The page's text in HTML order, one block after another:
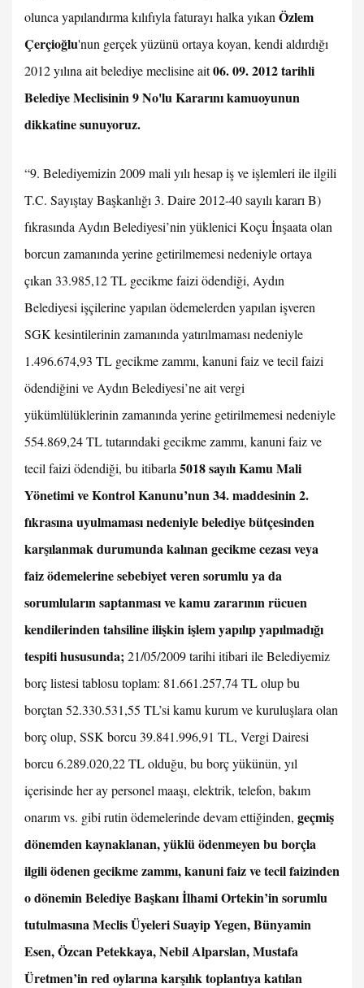
olunca yapılandırma kılıfıyla faturayı halka yıkanÖzlem
Çerçioğlu'nun gerçek yüzünü ortaya koyan, kendi aldırdığı
2012 yılına ait belediye meclisine ait06. 09. 2012 tarihli
Belediye Meclisinin 9 No'lu Kararını kamuoyunun
dikkatine sunuyoruz.
“9. Belediyemizin 2009 mali yılı hesap iş ve işlemleri ile ilgili
T.C. Sayıştay Başkanlığı 3. Daire 2012-40 sayılı kararı B)
fıkrasında Aydın Belediyesi’nin yüklenici Koçu İnşaata olan
borcun zamanında yerine getirilmemesi nedeniyle ortaya
çıkan 33.985,12 TL gecikme faizi ödendiği, Aydın
Belediyesi işçilerine yapılan ödemelerden yapılan işveren
SGK kesintilerinin zamanında yatırılmaması nedeniyle
1.496.674,93 TL gecikme zammı, kanuni faiz ve tecil faizi
ödendiğini ve Aydın Belediyesi’ne ait vergi
yükümlülüklerinin zamanında yerine getirilmemesi nedeniyle
554.869,24 TL tutarındaki gecikme zammı, kanuni faiz ve
tecil faizi ödendiği, bu itibarla5018 sayılı Kamu Mali
Yönetimi ve Kontrol Kanunu’nun 34. maddesinin 2.
fıkrasına uyulmaması nedeniyle belediye bütçesinden
karşılanmak durumunda kalınan gecikme cezası veya
faiz ödemelerine sebebiyet veren sorumlu ya da
sorumluların saptanması ve kamu zararının rücuen
kendilerinden tahsiline ilişkin işlem yapılıp yapılmadığı
tespiti hususunda;21/05/2009 tarihi itibari ile Belediyemiz
borç listesi tablosu toplam: 81.661.257,74 TL olup bu
borçtan 52.330.531,55 TL’si kamu kurum ve kuruluşlara olan
borç olup, SSK borcu 39.841.996,91 TL, Vergi Dairesi
borcu 6.289.020,22 TL olduğu, bu borç yükünün, yıl
içerisinde her ay personel maaşı, elektrik, telefon, bakım
onarım vs. gibi rutin ödemelerinde devam ettiğinden, geçmiş
dönemden kaynaklanan, yüklü ödenmeyen bu borçla
ilgili ödenen gecikme zammı, kanuni faiz ve tecil faizinden
o dönemin Belediye Başkanı İlhami Ortekin’in sorumlu
tutulmasına Meclis Üyeleri Suayip Yegen, Bünyamin
Esen, Özcan Petekkaya, Nebil Alparslan, Mustafa
Üretmen’in red oylarına karşılık toplantıya katılan